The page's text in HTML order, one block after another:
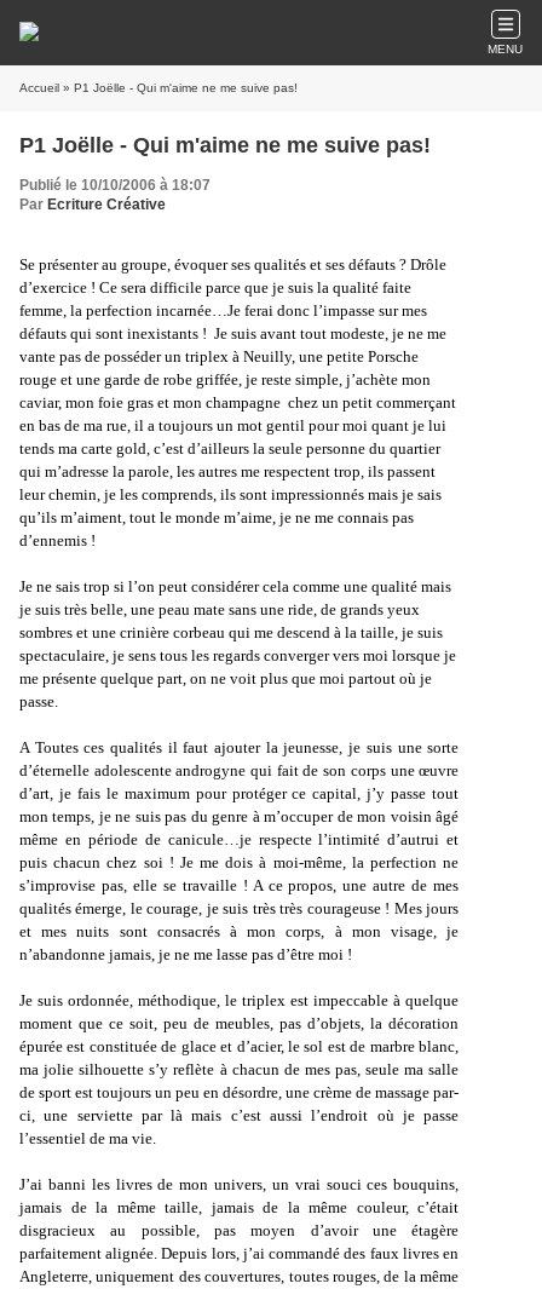
MENU
Accueil » P1 Joëlle - Qui m'aime ne me suive pas!
P1 Joëlle - Qui m'aime ne me suive pas!
Publié le 10/10/2006 à 18:07
Par Ecriture Créative
Se présenter au groupe, évoquer ses qualités et ses défauts ? Drôle
d’exercice ! Ce sera difficile parce que je suis la qualité faite
femme, la perfection incarnée…Je ferai donc l’impasse sur mes
défauts qui sont inexistants ! Je suis avant tout modeste, je ne me
vante pas de posséder un triplex à Neuilly, une petite Porsche
rouge et une garde de robe griffée, je reste simple, j’achète mon
caviar, mon foie gras et mon champagne chez un petit commerçant
en bas de ma rue, il a toujours un mot gentil pour moi quant je lui
tends ma carte gold, c’est d’ailleurs la seule personne du quartier
qui m’adresse la parole, les autres me respectent trop, ils passent
leur chemin, je les comprends, ils sont impressionnés mais je sais
qu’ils m’aiment, tout le monde m’aime, je ne me connais pas
d’ennemis !
Je ne sais trop si l’on peut considérer cela comme une qualité mais
je suis très belle, une peau mate sans une ride, de grands yeux
sombres et une crinière corbeau qui me descend à la taille, je suis
spectaculaire, je sens tous les regards converger vers moi lorsque je
me présente quelque part, on ne voit plus que moi partout où je
passe.
A Toutes ces qualités il faut ajouter la jeunesse, je suis une sorte
d’éternelle adolescente androgyne qui fait de son corps une œuvre
d’art, je fais le maximum pour protéger ce capital, j’y passe tout
mon temps, je ne suis pas du genre à m’occuper de mon voisin âgé
même en période de canicule…je respecte l’intimité d’autrui et
puis chacun chez soi ! Je me dois à moi-même, la perfection ne
s’improvise pas, elle se travaille ! A ce propos, une autre de mes
qualités émerge, le courage, je suis très très courageuse ! Mes jours
et mes nuits sont consacrés à mon corps, à mon visage, je
n’abandonne jamais, je ne me lasse pas d’être moi !
Je suis ordonnée, méthodique, le triplex est impeccable à quelque
moment que ce soit, peu de meubles, pas d’objets, la décoration
épurée est constituée de glace et d’acier, le sol est de marbre blanc,
ma jolie silhouette s’y reflète à chacun de mes pas, seule ma salle
de sport est toujours un peu en désordre, une crème de massage par-
ci, une serviette par là mais c’est aussi l’endroit où je passe
l’essentiel de ma vie.
J’ai banni les livres de mon univers, un vrai souci ces bouquins,
jamais de la même taille, jamais de la même couleur, c’était
disgracieux au possible, pas moyen d’avoir une étagère
parfaitement alignée. Depuis lors, j’ai commandé des faux livres en
Angleterre, uniquement des couvertures, toutes rouges, de la même